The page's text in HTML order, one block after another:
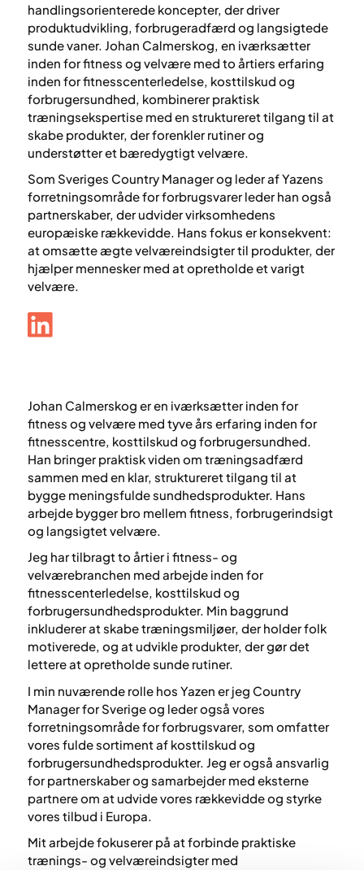
handlingsorienterede koncepter, der driver
produktudvikling, forbrugeradfærd og langsigtede
sunde vaner. Johan Calmerskog, en iværksætter
inden for fitness og velvære med to årtiers erfaring
inden for fitnesscenterledelse, kosttilskud og
forbrugersundhed, kombinerer praktisk
træningsekspertise med en struktureret tilgang til at
skabe produkter, der forenkler rutiner og
understøtter et bæredygtigt velvære.
Som Sveriges Country Manager og leder af Yazens
forretningsområde for forbrugsvarer leder han også
partnerskaber, der udvider virksomhedens
europæiske rækkevidde. Hans fokus er konsekvent:
at omsætte ægte velværeindsigter til produkter, der
hjælper mennesker med at opretholde et varigt
velvære.
Johan Calmerskog er en iværksætter inden for
fitness og velvære med tyve års erfaring inden for
fitnesscentre, kosttilskud og forbrugersundhed.
Han bringer praktisk viden om træningsadfærd
sammen med en klar, struktureret tilgang til at
bygge meningsfulde sundhedsprodukter. Hans
arbejde bygger bro mellem fitness, forbrugerindsigt
og langsigtet velvære.
Jeg har tilbragt to årtier i fitness- og
velværebranchen med arbejde inden for
fitnesscenterledelse, kosttilskud og
forbrugersundhedsprodukter. Min baggrund
inkluderer at skabe træningsmiljøer, der holder folk
motiverede, og at udvikle produkter, der gør det
lettere at opretholde sunde rutiner.
I min nuværende rolle hos Yazen er jeg Country
Manager for Sverige og leder også vores
forretningsområde for forbrugsvarer, som omfatter
vores fulde sortiment af kosttilskud og
forbrugersundhedsprodukter. Jeg er også ansvarlig
for partnerskaber og samarbejder med eksterne
partnere om at udvide vores rækkevidde og styrke
vores tilbud i Europa.
Mit arbejde fokuserer på at forbinde praktiske
trænings- og velværeindsigter med